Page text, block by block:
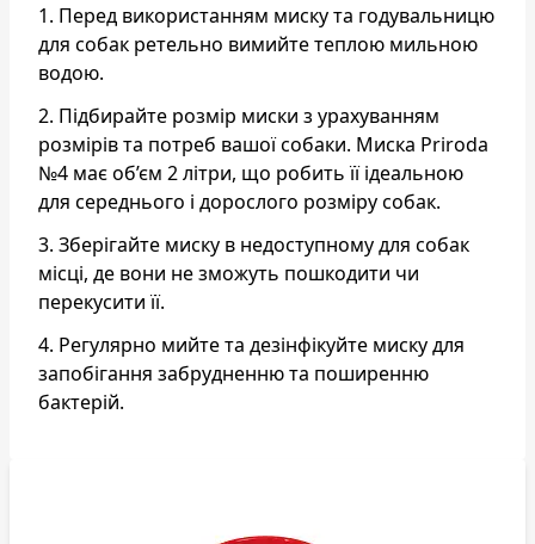
1. Перед використанням миску та годувальницю
для собак ретельно вимийте теплою мильною
водою.
2. Підбирайте розмір миски з урахуванням
розмірів та потреб вашої собаки. Миска Priroda
№4 має об’єм 2 літри, що робить її ідеальною
для середнього і дорослого розміру собак.
3. Зберігайте миску в недоступному для собак
місці, де вони не зможуть пошкодити чи
перекусити її.
4. Регулярно мийте та дезінфікуйте миску для
запобігання забрудненню та поширенню
бактерій.